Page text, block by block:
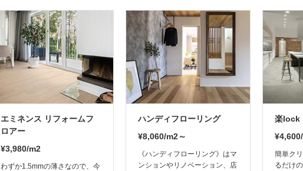
エミネンス リフォームフ
ロアー
¥3,980/m2
わずか1.5mmの薄さなので、今
ハンディフローリング
¥8,060/m2～
《ハンディフローリング》はマ
ンションやリノベーション、店
楽lock
簡単ク
るだけ